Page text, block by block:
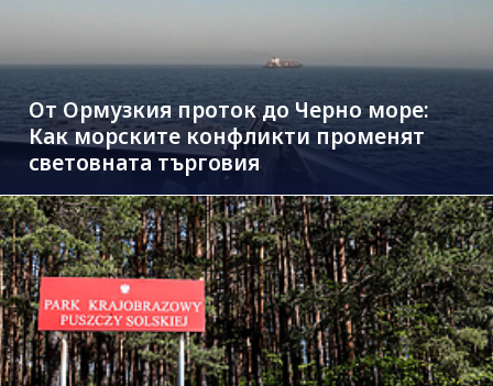
От Ормузкия проток до Черно море:
Как морските конфликти променят
световната търговия